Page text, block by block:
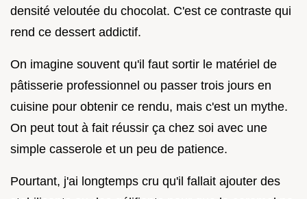
densité veloutée du chocolat. C'est ce contraste qui
rend ce dessert addictif.
On imagine souvent qu'il faut sortir le matériel de
pâtisserie professionnel ou passer trois jours en
cuisine pour obtenir ce rendu, mais c'est un mythe.
On peut tout à fait réussir ça chez soi avec une
simple casserole et un peu de patience.
Pourtant, j'ai longtemps cru qu'il fallait ajouter des